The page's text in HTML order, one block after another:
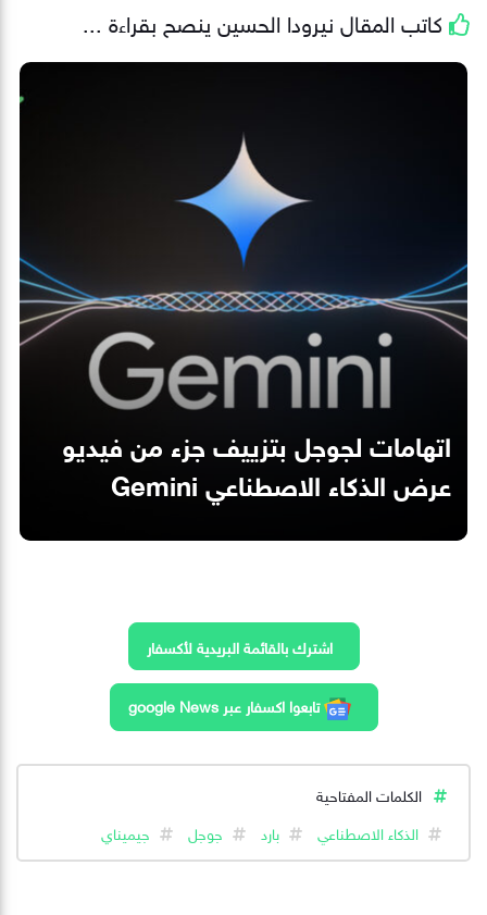
كاتب المقال نيرودا الحسين ينصح بقراءة ...
اتهامات لجوجل بتزييف جزء من فيديو
عرض الذكاء الاصطناعي Gemini
اشترك بالقائمة البريدية لأكسفار
تابعوا اكسفار عبر google News
الكلمات المفتاحية
الذكاء الاصطناعي
بارد جوجل جيميناي